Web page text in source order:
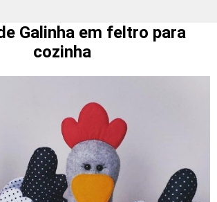
Galinha em feltro para
cozinha